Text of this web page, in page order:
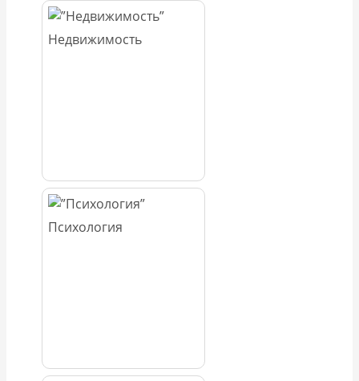
Недвижимость
Психология